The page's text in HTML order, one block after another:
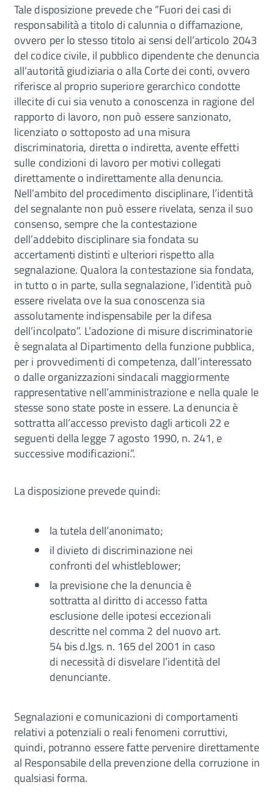
Tale disposizione prevede che “Fuori dei casi di
responsabilità a titolo di calunnia o diffamazione,
ovvero per lo stesso titolo ai sensi dell’articolo 2043
del codice civile, il pubblico dipendente che denuncia
all’autorità giudiziaria o alla Corte dei conti, ovvero
riferisce al proprio superiore gerarchico condotte
illecite di cui sia venuto a conoscenza in ragione del
rapporto di lavoro, non può essere sanzionato,
licenziato o sottoposto ad una misura
discriminatoria, diretta o indiretta, avente effetti
sulle condizioni di lavoro per motivi collegati
direttamente o indirettamente alla denuncia.
Nell’ambito del procedimento disciplinare, l’identità
del segnalante non può essere rivelata, senza il suo
consenso, sempre che la contestazione
dell’addebito disciplinare sia fondata su
accertamenti distinti e ulteriori rispetto alla
segnalazione. Qualora la contestazione sia fondata,
in tutto o in parte, sulla segnalazione, l’identità può
essere rivelata ove la sua conoscenza sia
assolutamente indispensabile per la difesa
dell’incolpato”. L’adozione di misure discriminatorie
è segnalata al Dipartimento della funzione pubblica,
per i provvedimenti di competenza, dall’interessato
o dalle organizzazioni sindacali maggiormente
rappresentative nell’amministrazione e nella quale le
stesse sono state poste in essere. La denuncia è
sottratta all’accesso previsto dagli articoli 22 e
seguenti della legge 7 agosto 1990, n. 241, e
successive modificazioni.”.
La disposizione prevede quindi:
la tutela dell’anonimato;
il divieto di discriminazione nei
confronti del whistleblower;
la previsione che la denuncia è
sottratta al diritto di accesso fatta
esclusione delle ipotesi eccezionali
descritte nel comma 2 del nuovo art.
54 bis d.lgs. n. 165 del 2001 in caso
di necessità di disvelare l’identità del
denunciante.
Segnalazioni e comunicazioni di comportamenti
relativi a potenziali o reali fenomeni corruttivi,
quindi, potranno essere fatte pervenire direttamente
al Responsabile della prevenzione della corruzione in
qualsiasi forma.